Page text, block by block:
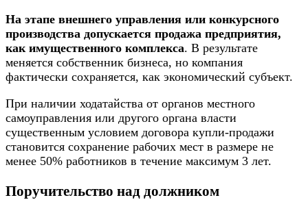
На этапе внешнего управления или конкурсного
производства допускается продажа предприятия,
как имущественного комплекса. В результате
меняется собственник бизнеса, но компания
фактически сохраняется, как экономический субъект.
При наличии ходатайства от органов местного
самоуправления или другого органа власти
существенным условием договора купли-продажи
становится сохранение рабочих мест в размере не
менее 50% работников в течение максимум 3 лет.
Поручительство над должником